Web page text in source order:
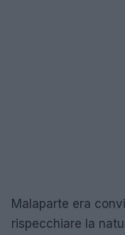
Malaparte era
rispecchiare la